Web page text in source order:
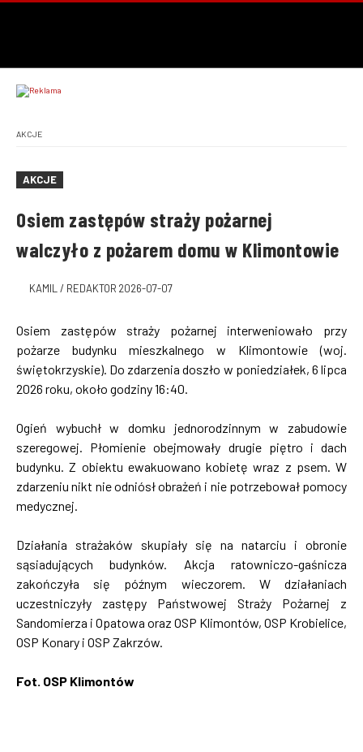
AKCJE
AKCJE
Osiem zastępów straży pożarnej
walczyło z pożarem domu w Klimontowie
KAMIL / REDAKTOR 2026-07-07
Osiem zastępów straży pożarnej interweniowało przy
pożarze budynku mieszkalnego w Klimontowie (woj.
świętokrzyskie). Do zdarzenia doszło w poniedziałek, 6 lipca
2026 roku, około godziny 16:40.
Ogień wybuchł w domku jednorodzinnym w zabudowie
szeregowej. Płomienie obejmowały drugie piętro i dach
budynku. Z obiektu ewakuowano kobietę wraz z psem. W
zdarzeniu nikt nie odniósł obrażeń i nie potrzebował pomocy
medycznej.
Działania strażaków skupiały się na natarciu i obronie
sąsiadujących budynków. Akcja ratowniczo-gaśnicza
zakończyła się późnym wieczorem. W działaniach
uczestniczyły zastępy Państwowej Straży Pożarnej z
Sandomierza i Opatowa oraz OSP Klimontów, OSP Krobielice,
OSP Konary i OSP Zakrzów.
Fot. OSP Klimontów